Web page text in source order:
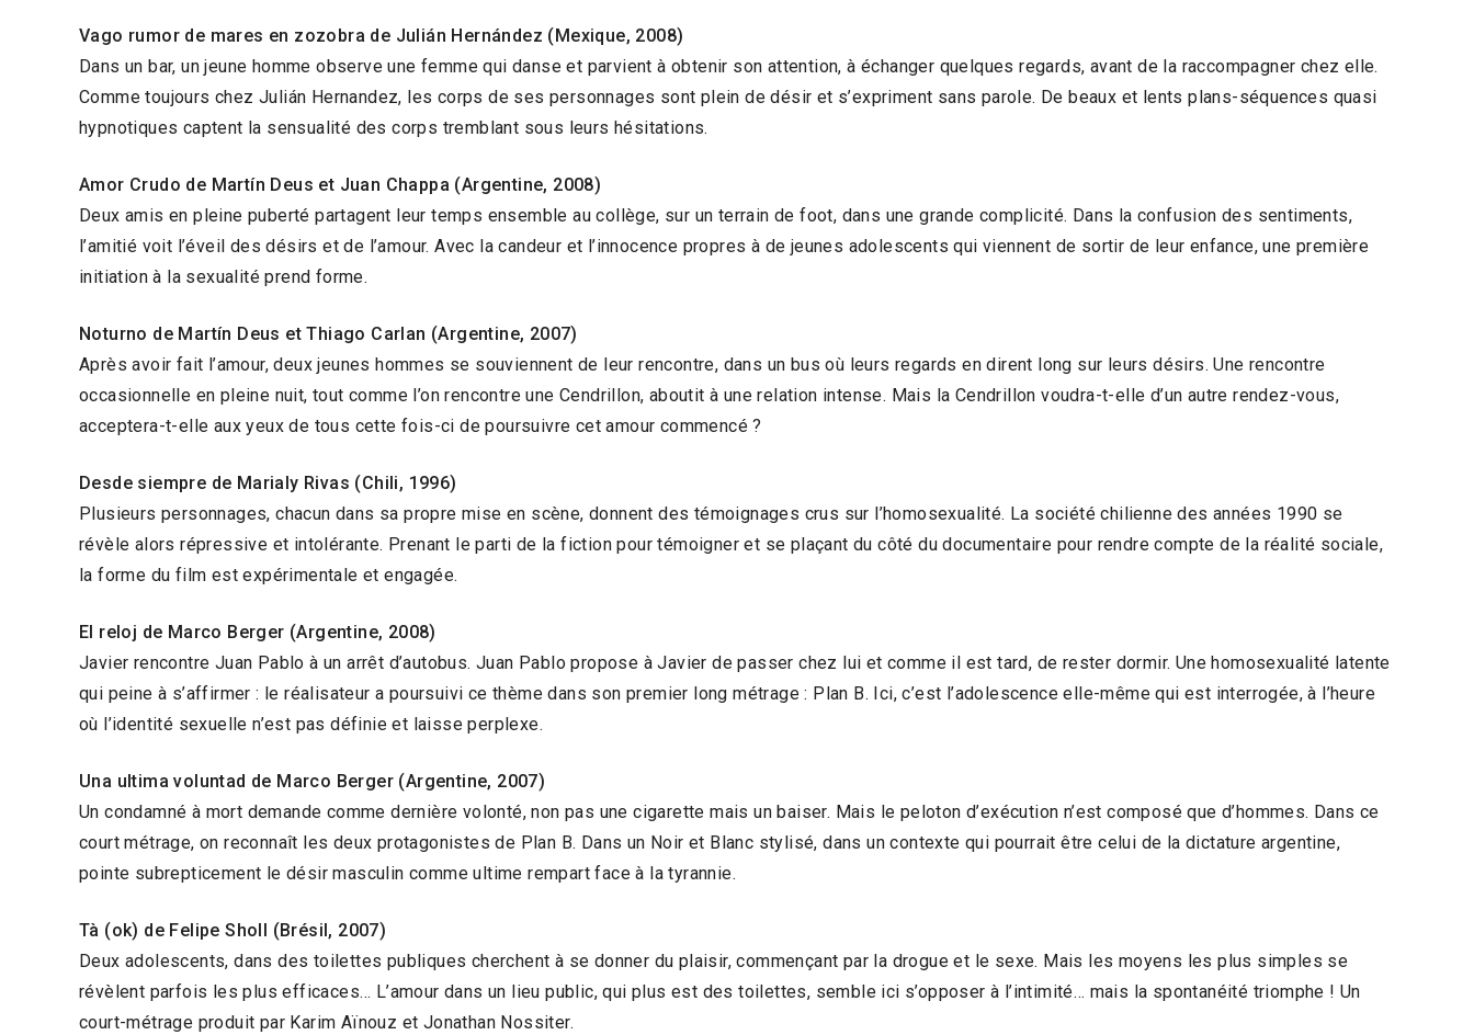
Vago rumor de mares en zozobra de Julián Hernández (Mexique, 2008)
Dans un bar, un jeune homme observe une femme qui danse et parvient à obtenir son attention, à échanger quelques regards, avant de la raccompagner chez elle.
Comme toujours chez Julián Hernandez, les corps de ses personnages sont plein de désir et s’expriment sans parole. De beaux et lents plans-séquences quasi
hypnotiques captent la sensualité des corps tremblant sous leurs hésitations.
Amor Crudo de Martín Deus et Juan Chappa (Argentine, 2008)
Deux amis en pleine puberté partagent leur temps ensemble au collège, sur un terrain de foot, dans une grande complicité. Dans la confusion des sentiments,
l’amitié voit l’éveil des désirs et de l’amour. Avec la candeur et l’innocence propres à de jeunes adolescents qui viennent de sortir de leur enfance, une première
initiation à la sexualité prend forme.
Noturno de Martín Deus et Thiago Carlan (Argentine, 2007)
Après avoir fait l’amour, deux jeunes hommes se souviennent de leur rencontre, dans un bus où leurs regards en dirent long sur leurs désirs. Une rencontre
occasionnelle en pleine nuit, tout comme l’on rencontre une Cendrillon, aboutit à une relation intense. Mais la Cendrillon voudra-t-elle d’un autre rendez-vous,
acceptera-t-elle aux yeux de tous cette fois-ci de poursuivre cet amour commencé ?
Desde siempre de Marialy Rivas (Chili, 1996)
Plusieurs personnages, chacun dans sa propre mise en scène, donnent des témoignages crus sur l’homosexualité. La société chilienne des années 1990 se
révèle alors répressive et intolérante. Prenant le parti de la fiction pour témoigner et se plaçant du côté du documentaire pour rendre compte de la réalité sociale,
la forme du film est expérimentale et engagée.
El reloj de Marco Berger (Argentine, 2008)
Javier rencontre Juan Pablo à un arrêt d’autobus. Juan Pablo propose à Javier de passer chez lui et comme il est tard, de rester dormir. Une homosexualité latente
qui peine à s’affirmer : le réalisateur a poursuivi ce thème dans son premier long métrage : Plan B. Ici, c’est l’adolescence elle-même qui est interrogée, à l’heure
où l’identité sexuelle n’est pas définie et laisse perplexe.
Una ultima voluntad de Marco Berger (Argentine, 2007)
Un condamné à mort demande comme dernière volonté, non pas une cigarette mais un baiser. Mais le peloton d’exécution n’est composé que d’hommes. Dans ce
court métrage, on reconnaît les deux protagonistes de Plan B. Dans un Noir et Blanc stylisé, dans un contexte qui pourrait être celui de la dictature argentine,
pointe subrepticement le désir masculin comme ultime rempart face à la tyrannie.
Tà (ok) de Felipe Sholl (Brésil, 2007)
Deux adolescents, dans des toilettes publiques cherchent à se donner du plaisir, commençant par la drogue et le sexe. Mais les moyens les plus simples se
révèlent parfois les plus efficaces… L’amour dans un lieu public, qui plus est des toilettes, semble ici s’opposer à l’intimité… mais la spontanéité triomphe ! Un
court-métrage produit par Karim Aïnouz et Jonathan Nossiter.